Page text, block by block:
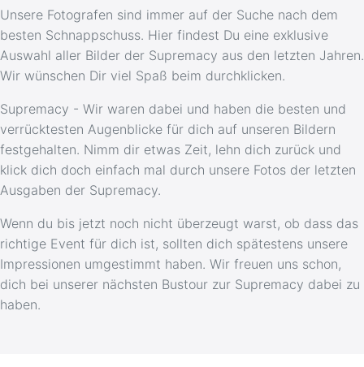
Unsere Fotografen sind immer auf der Suche nach dem
besten Schnappschuss. Hier findest Du eine exklusive
Auswahl aller Bilder der Supremacy aus den letzten Jahren.
Wir wünschen Dir viel Spaß beim durchklicken.
Supremacy - Wir waren dabei und haben die besten und
verrücktesten Augenblicke für dich auf unseren Bildern
festgehalten. Nimm dir etwas Zeit, lehn dich zurück und
klick dich doch einfach mal durch unsere Fotos der letzten
Ausgaben der Supremacy.
Wenn du bis jetzt noch nicht überzeugt warst, ob dass das
richtige Event für dich ist, sollten dich spätestens unsere
Impressionen umgestimmt haben. Wir freuen uns schon,
dich bei unserer nächsten Bustour zur Supremacy dabei zu
haben.